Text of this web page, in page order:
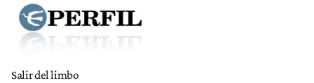
Salir del limbo